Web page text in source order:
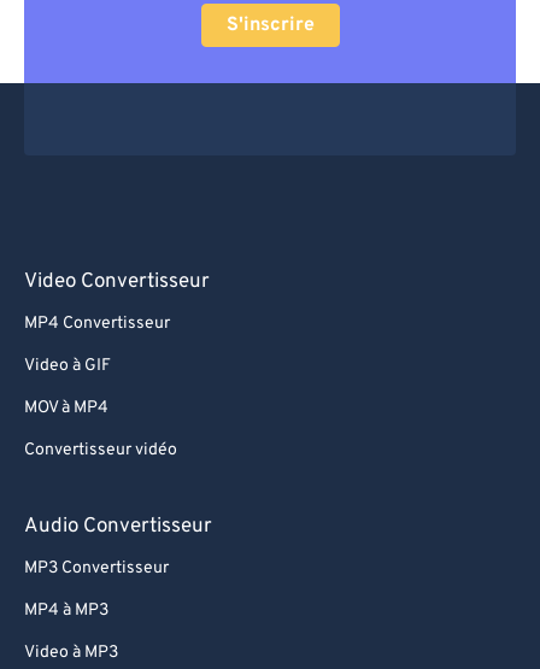
S'inscrire
Video Convertisseur
MP4 Convertisseur
Video à GIF
MOV à MP4
Convertisseur vidéo
Audio Convertisseur
MP3 Convertisseur
MP4 à MP3
Video à MP3